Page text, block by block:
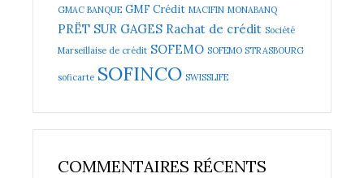
GMAC BANQUE GMF Crédit MACIFIN MONABANQ
PRËT SUR GAGES Rachat de crédit Société
Marseillaise de crédit SOFEMO SOFEMO STRASBOURG
soficarte SOFINCO SWISSLIFE
COMMENTAIRES RÉCENTS